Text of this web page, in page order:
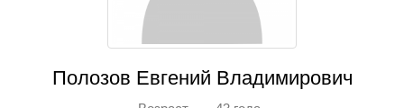
Полозов Евгений Владимирович